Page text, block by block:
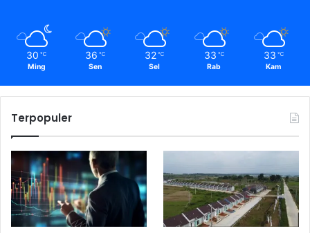
30 ℃
Ming
36 ℃
Sen
32 ℃
Sel
33 ℃
Rab
33 ℃
Kam
Terpopuler